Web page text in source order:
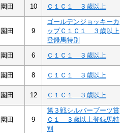
園田 10 Ｃ１Ｃ１ ３歳以上
園田 9
ゴールデンジョッキーカ
ップＣ１Ｃ１ ３歳以上
登録馬特別
園田 6 Ｃ１Ｃ１ ３歳以上
園田 8 Ｃ１Ｃ１ ３歳以上
園田 12 Ｃ１Ｃ１ ３歳以上
園田 9
第３戦シルバーブーツ賞
Ｃ１ ３歳以上登録馬特
別